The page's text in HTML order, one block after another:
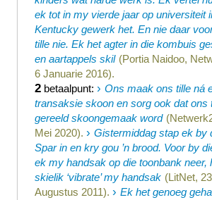
ek tot in my vierde jaar op universiteit
Kentucky gewerk het. En nie daar
tille nie. Ek het agter in die kombuis
en aartappels skil (Portia Naidoo,
6 Januarie 2016).
2 betaalpunt:› Ons maak ons tille ná
transaksie skoon en sorg ook dat ons
gereeld skoongemaak word
Mei 2020). › Gistermiddag stap ek by
Spar in en kry gou ’n brood. Voor by
ek my handsak op die toonbank neer,
skielik ‘vibrate’ my handsak (LitNet, 23
Augustus 2011). › Ek het genoeg